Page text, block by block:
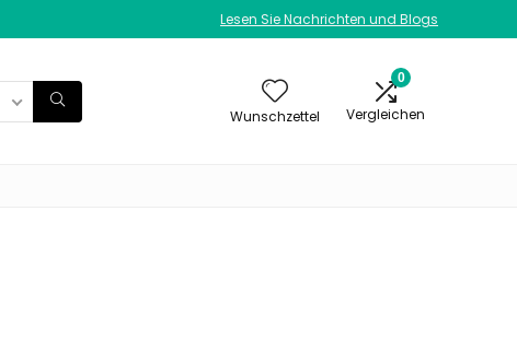
Lesen Sie Nachrichten und Blogs
Wunschzettel
0
Vergleichen